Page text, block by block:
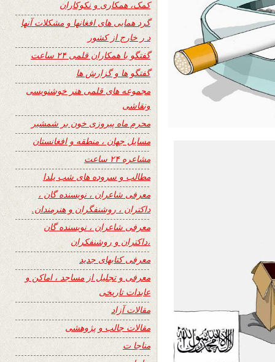
کمک، همکاری و نکوکاران
گرد همایی های افغانها و مشکلات آنها
د ر خارج از کشور
گفتگو با همکاران قلمی ۲۴ ساعت
گفتگو ها و گزارش ها
مجموعه های قلمی هنر خوشنویسی
ونقاشی
محرم ماه پیروزی خون بر شمشیر
مسایل جهان ، منطقه و افغانستان
مشاعره ۲۴ ساعت
مطالب و سروده های شب یلدا
معرفی شاعران ، نویسنده گان ،
داکتران ، روشنفگران و هنرمندان.
معرفی شاعران ، نویسنده گان
،داکتران و روشنفکران
معرفی کتابهای جدید
معرفی و تجلیل از مساجد ، اماکن و
عابدات تاریخی
مقالات آزاد
مقالات جالب و پژوهشی
مناجا ت